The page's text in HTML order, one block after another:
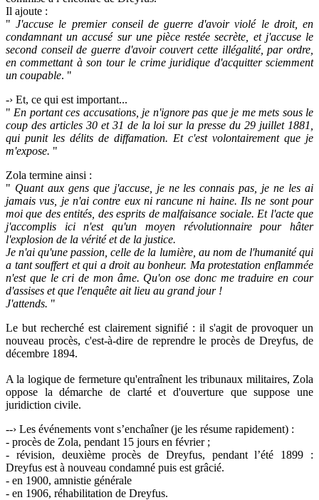
Il ajoute :
"J'accuse le premier conseil de guerre d'avoir violé le droit, en
condamnant un accusé sur une pièce restée secrète, et j'accuse le
second conseil de guerre d'avoir couvert cette illégalité, par ordre,
en commettant à son tour le crime juridique d'acquitter sciemment
un coupable. "
-› Et, ce qui est important...
" En portant ces accusations, je n'ignore pas que je me mets sous le
coup des articles 30 et 31 de la loi sur la presse du 29 juillet 1881,
qui punit les délits de diffamation. Et c'est volontairement que je
m'expose. "
Zola termine ainsi :
" Quant aux gens que j'accuse, je ne les connais pas, je ne les ai
jamais vus, je n'ai contre eux ni rancune ni haine. Ils ne sont pour
moi que des entités, des esprits de malfaisance sociale. Et l'acte que
j'accomplis ici n'est qu'un moyen révolutionnaire pour hâter
l'explosion de la vérité et de la justice.
Je n'ai qu'une passion, celle de la lumière, au nom de l'humanité qui
a tant souffert et qui a droit au bonheur. Ma protestation enflammée
n'est que le cri de mon âme. Qu'on ose donc me traduire en cour
d'assises et que l'enquête ait lieu au grand jour !
J'attends. "
Le but recherché est clairement signifié : il s'agit de provoquer un
nouveau procès, c'est-à-dire de reprendre le procès de Dreyfus, de
décembre 1894.
A la logique de fermeture qu'entraînent les tribunaux militaires, Zola
oppose la démarche de clarté et d'ouverture que suppose une
juridiction civile.
--› Les événements vont s’enchaîner (je les résume rapidement) :
- procès de Zola, pendant 15 jours en février ;
- révision, deuxième procès de Dreyfus, pendant l’été 1899 :
Dreyfus est à nouveau condamné puis est grâcié.
- en 1900, amnistie générale
- en 1906, réhabilitation de Dreyfus.